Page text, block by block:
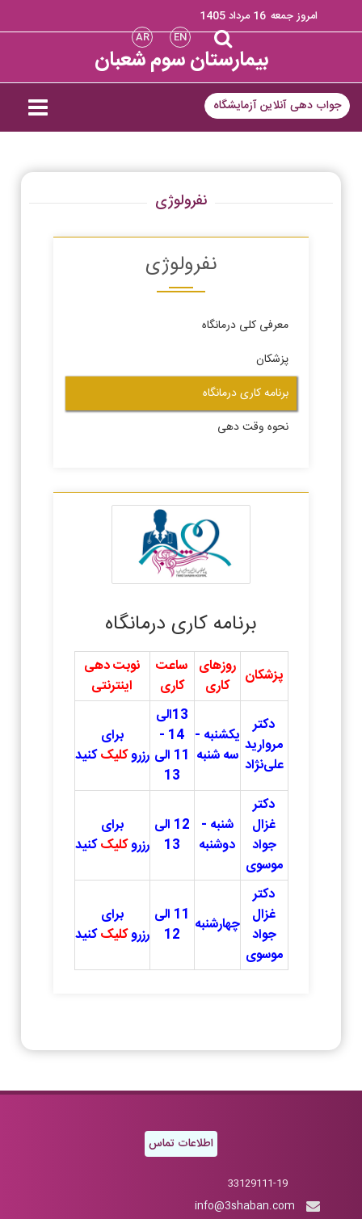
امروز جمعه 16 مرداد 1405
EN
AR
بیمارستان سوم شعبان
جواب دهی آنلاین آزمایشگاه
نفرولوژی
نفرولوژی
معرفی کلی درمانگاه
پزشکان
برنامه کاری درمانگاه
نحوه وقت دهی
برنامه کاری درمانگاه
پزشکان روزهای
کاری
ساعت
کاری
نوبت دهی
اینترنتی
دکتر
مروارید
علی‌نژاد
یکشنبه -
سه شنبه
13الی
14 -
11 الی
13
برای
رزروکلیککنید
دکتر
غزال
جواد
موسوی
شنبه -
دوشنبه
12 الی
13
برای
رزروکلیککنید
دکتر
غزال
جواد
موسوی
چهارشنبه
11 الی
12
برای
رزروکلیککنید
اطلاعات تماس
33129111-19
info@3shaban.com